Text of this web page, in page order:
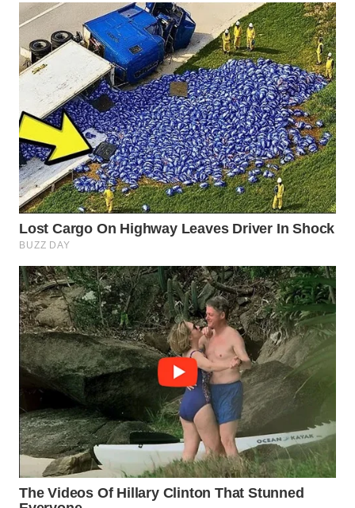
WN
LABUANBAJO
WN
BORNEO
Wahana
Media
Group
WAHANA
NEWS
WAHANA
TANI
WAHANA
ADVOKAT
WAHANA
INFRASTRUKTUR
WAHANA
KONSUMEN
LISTRIK